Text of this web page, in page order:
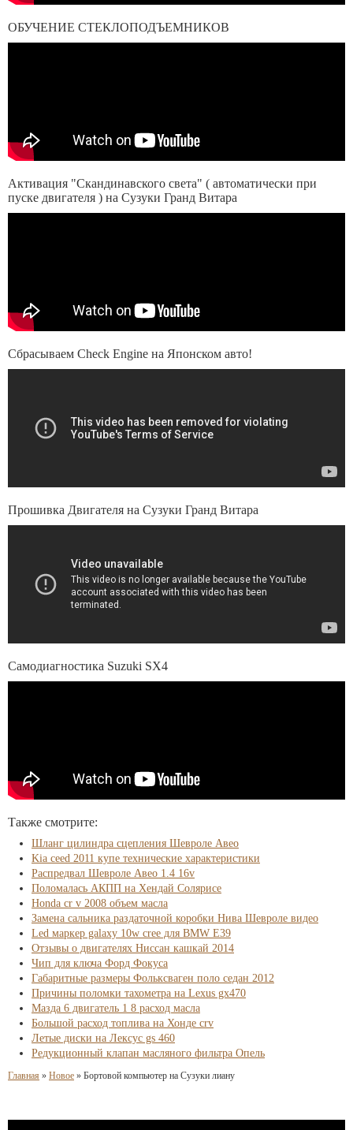
ОБУЧЕНИЕ СТЕКЛОПОДЪЕМНИКОВ
Активация "Скандинавского света" ( автоматически при
пуске двигателя ) на Сузуки Гранд Витара
Сбрасываем Check Engine на Японском авто!
Прошивка Двигателя на Сузуки Гранд Витара
Самодиагностика Suzuki SX4
Также смотрите:
Шланг цилиндра сцепления Шевроле Авео
Kia ceed 2011 купе технические характеристики
Распредвал Шевроле Авео 1.4 16v
Поломалась АКПП на Хендай Солярисе
Honda cr v 2008 объем масла
Замена сальника раздаточной коробки Нива Шевроле видео
Led маркер galaxy 10w cree для BMW E39
Отзывы о двигателях Ниссан кашкай 2014
Чип для ключа Форд Фокуса
Габаритные размеры Фольксваген поло седан 2012
Причины поломки тахометра на Lexus gx470
Мазда 6 двигатель 1 8 расход масла
Большой расход топлива на Хонде crv
Летые диски на Лексус gs 460
Редукционный клапан масляного фильтра Опель
Главная » Новое » Бортовой компьютер на Сузуки лиану